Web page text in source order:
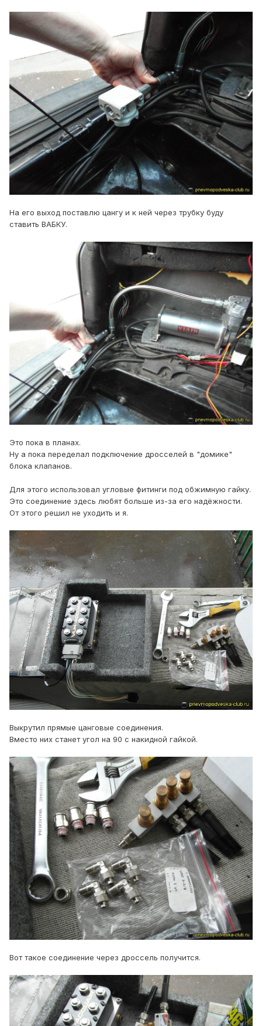
На его выход поставлю цангу и к ней через трубку буду
ставить ВАБКУ.
Это пока в планах.
Ну а пока переделал подключение дросселей в "домике"
блока клапанов.
Для этого использовал угловые фитинги под обжимную гайку.
Это соединение здесь любят больше из-за его надёжности.
От этого решил не уходить и я.
Выкрутил прямые цанговые соединения.
Вместо них станет угол на 90 с накидной гайкой.
Вот такое соединение через дроссель получится.